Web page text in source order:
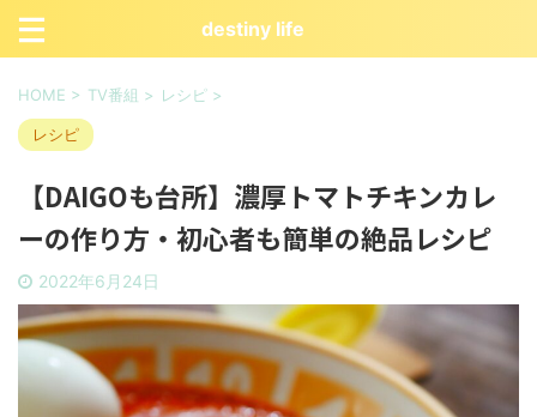
destiny life
HOME > TV番組 > レシピ >
レシピ
【DAIGOも台所】濃厚トマトチキンカレ
ーの作り方・初心者も簡単の絶品レシピ
2022年6月24日